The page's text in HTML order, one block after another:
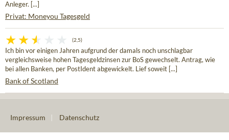
Anleger. [...]
Privat: Moneyou Tagesgeld
(2,5)
Ich bin vor einigen Jahren aufgrund der damals noch unschlagbar
vergleichsweise hohen Tagesgeldzinsen zur BoS gewechselt. Antrag, wie
bei allen Banken, per PostIdent abgewickelt. Lief soweit [...]
Bank of Scotland
Impressum Datenschutz